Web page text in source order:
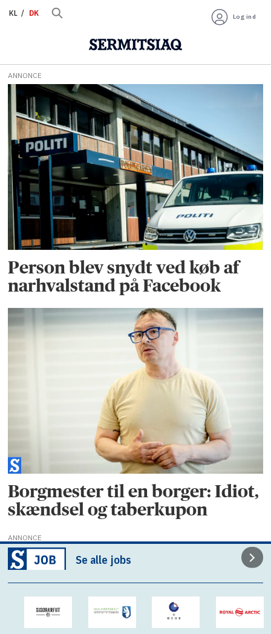
KL DK Log ind
Tag:
facebook
ANNONCE
Person blev snydt ved køb af
narhvalstand på Facebook
Borgmester til en borger: Idiot,
skændsel og taberkupon
ANNONCE
Se alle jobs